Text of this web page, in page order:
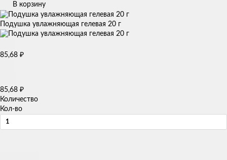
В корзину
Подушка увлажняющая гелевая 20 г
85,68 ₽
85,68 ₽
Количество
Кол-во